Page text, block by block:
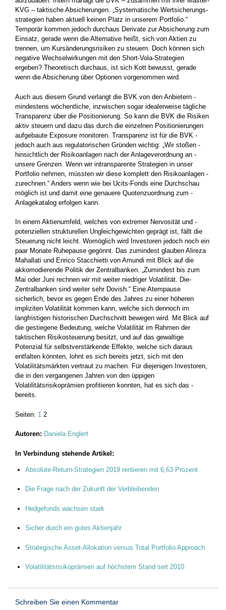
KVG – ­taktische Absicherungen. „Systematische Wertsicherungs­
strategien haben aktuell keinen Platz in unserem Portfolio.“
Temporär ­kommen jedoch durchaus Derivate zur Absicherung zum
Einsatz, gerade wenn die Alternative heißt, sich von Aktien zu
trennen, um Kursänderungsrisiken zu steuern. Doch können sich
negative Wechselwirkungen mit den Short-Vola-Strategien
ergeben? ­Theoretisch durchaus, ist sich Kott bewusst, gerade
wenn die ­Absicherung über Optionen vorgenommen wird.
Auch aus diesem Grund verlangt die BVK von den Anbietern ­
mindestens wöchentliche, inzwischen sogar idealerweise tägliche
Transparenz über die Positionierung. So kann die BVK die Risiken
aktiv steuern und dazu das durch die einzelnen Positionierungen
aufgebaute Exposure monitoren. Transparenz ist für die BVK ­
jedoch auch aus regulatorischen Gründen wichtig: „Wir stoßen ­
hinsichtlich der Risikoanlagen nach der Anlageverordnung an ­
unsere Grenzen. Wenn wir intransparente Strategien in unser
Portfolio nehmen, müssten wir diese komplett den Risikoanlagen ­
zurechnen.“ Anders wenn wie bei Ucits-Fonds eine Durchschau
möglich ist und damit eine genauere Quotenzuordnung zum ­
Anlagekatalog erfolgen kann.
In einem Aktienumfeld, welches von extremer Nervosität und ­
potenziellen strukturellen Ungleichgewichten geprägt ist, fällt die
Steuerung nicht leicht. Womöglich wird Investoren jedoch noch ein
paar Monate Ruhepause gegönnt. Das zumindest glauben ­Alireza
Mahallati und Enrico Stacchietti von Amundi mit Blick auf die
akkomodierende Politik der Zentralbanken. „Zumindest bis zum
Mai oder Juni rechnen wir mit weiter niedriger Volatilität. Die­
Zentralbanken sind weiter sehr Dovish.“ Eine Atempause
sicherlich, bevor es gegen Ende des Jahres zu einer höheren
impliziten Volatilität kommen kann, welche sich dennoch im
langfristigen historischen Durchschnitt bewegen wird. Mit Blick auf
die gestiegene Bedeutung, welche Volatilität im Rahmen der
taktischen ­Risikosteuerung besitzt, und auf das gewaltige
Potenzial für selbstverstärkende Effekte, welche sich daraus
entfalten könnten, lohnt es sich bereits jetzt, sich mit den
Volatilitätsmärkten vertraut zu ­machen. Für diejenigen Investoren,
die in den vergangenen Jahren von den ­üppigen
Volatilitätsrisikoprämien profitieren konnten, hat es sich das ­
bereits.
Seiten: 1 2
Autoren: Daniela Englert
In Verbindung stehende Artikel:
Absolute-Return-Strategien 2019 rentieren mit 6,63 Prozent
Die Frage nach der Zukunft der Verbleibenden
Hedgefonds wachsen stark
Sicher durch ein gutes Aktienjahr
Strategische Asset-Allokation versus Total Portfolio Approach
Volatilitätsrisikoprämien auf höchstem Stand seit 2010
Schreiben Sie einen Kommentar